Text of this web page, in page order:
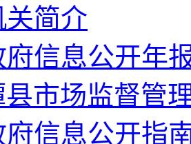
关简介
府信息公开年
县市场监督管
府信息公开指